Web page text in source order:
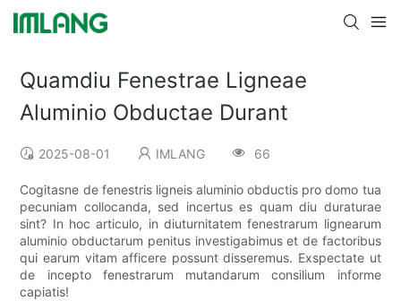
Quamdiu Fenestrae Ligneae
Aluminio Obductae Durant
2025-08-01 IMLANG 66
Cogitasne de fenestris ligneis aluminio obductis pro domo tua
pecuniam collocanda, sed incertus es quam diu duraturae
sint? In hoc articulo, in diuturnitatem fenestrarum lignearum
aluminio obductarum penitus investigabimus et de factoribus
qui earum vitam afficere possunt disseremus. Exspectate ut
de incepto fenestrarum mutandarum consilium informe
capiatis!